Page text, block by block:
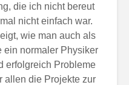
die ich nicht bereut
nicht einfach war.
wie man auch als
ein normaler Physiker
erfolgreich Probleme
allen die Projekte zur